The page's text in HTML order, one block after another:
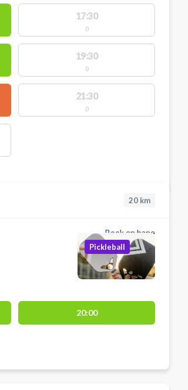
17:30
0
19:30
0
21:30
0
20 km
Book en bane
Pickleball
20:00